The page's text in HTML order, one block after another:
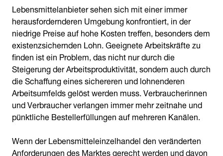
Lebensmittelanbieter sehen sich mit einer immer
herausfordernderen Umgebung konfrontiert, in der
niedrige Preise auf hohe Kosten treffen, besonders dem
existenzsichernden Lohn. Geeignete Arbeitskräfte zu
finden ist ein Problem, das nicht nur durch die
Steigerung der Arbeitsproduktivität, sondern auch durch
die Schaffung eines sichereren und lohnenderen
Arbeitsumfelds gelöst werden muss. Verbraucherinnen
und Verbraucher verlangen immer mehr zeitnahe und
pünktliche Bestellerfüllungen auf mehreren Kanälen.
Wenn der Lebensmitteleinzelhandel den veränderten
Anforderungen des Marktes gerecht werden und davon